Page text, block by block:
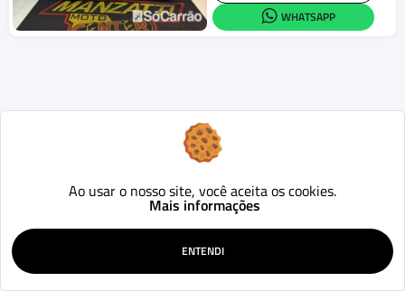
WHATSAPP
Ao usar o nosso site, você aceita os cookies.
Mais informações
ENTENDI